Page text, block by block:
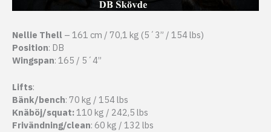
Nellie Thell – 161 cm / 70,1 kg (5´3” / 154 lbs)
Position: DB
Wingspan: 165 / 5´4”
Lifts:
Bänk/bench: 70 kg / 154 lbs
Knäböj/squat:110 kg / 242,5 lbs
Frivändning/clean: 60 kg / 132 lbs